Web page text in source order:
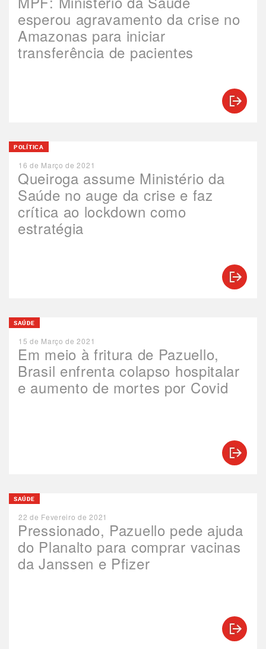
esperou agravamento da crise no
Amazonas para iniciar
transferência de pacientes
Queiroga assume Ministério da
Saúde no auge da crise e faz
crítica ao lockdown como
estratégia
POLÍTICA
16 de Março de 2021
Em meio à fritura de Pazuello,
Brasil enfrenta colapso hospitalar
e aumento de mortes por Covid
SAÚDE
15 de Março de 2021
Pressionado, Pazuello pede ajuda
do Planalto para comprar vacinas
da Janssen e Pfizer
SAÚDE
22 de Fevereiro de 2021